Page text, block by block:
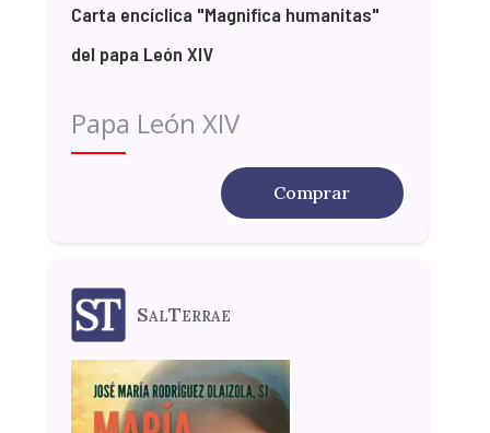
Carta encíclica "Magnifica humanitas"
del papa León XIV
Papa León XIV
Comprar
SalTerrae